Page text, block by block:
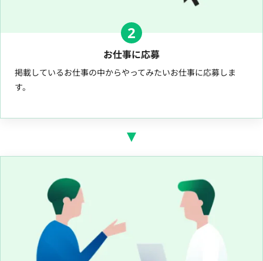
2
お仕事に応募
掲載しているお仕事の中からやってみたいお仕事に応募しま
す。